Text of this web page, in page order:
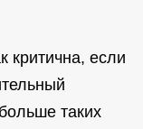
критична, если
таких